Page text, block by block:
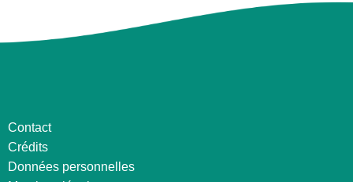
Contact
Crédits
Données personnelles